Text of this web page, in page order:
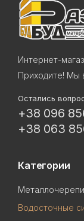
Интернет-
Приходите! Мы
Остались
+38 096
+38 063
Категории
Водосточные